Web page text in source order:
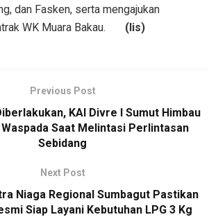
dan Fasken, serta mengajukan
WK Muara Bakau. (lis)
Previous Post
KAI Divre I Sumut Himbau
Saat Melintasi Perlintasan
Sebidang
Next Post
Niaga Regional Sumbagut Pastikan
Siap Layani Kebutuhan LPG 3 Kg